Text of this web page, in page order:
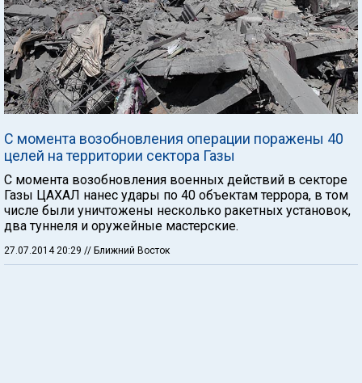
С момента возобновления операции поражены 40
целей на территории сектора Газы
С момента возобновления военных действий в секторе
Газы ЦАХАЛ нанес удары по 40 объектам террора, в том
числе были уничтожены несколько ракетных установок,
два туннеля и оружейные мастерские.
27.07.2014 20:29 // Ближний Восток